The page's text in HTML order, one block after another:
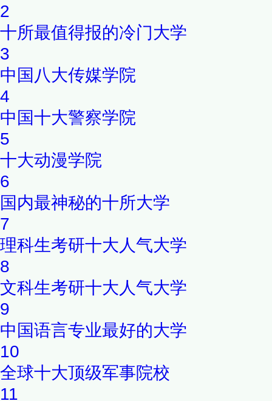
2
十所最值得报的冷门大学
3
中国八大传媒学院
4
中国十大警察学院
5
十大动漫学院
6
国内最神秘的十所大学
7
理科生考研十大人气大学
8
文科生考研十大人气大学
9
中国语言专业最好的大学
10
全球十大顶级军事院校
11